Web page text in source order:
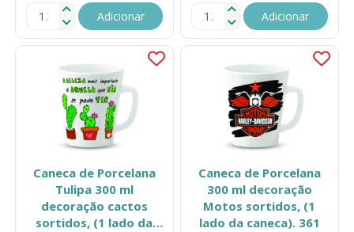
Adicionar Adicionar
Caneca de Porcelana
Tulipa 300 ml
decoração cactos
sortidos, (1 lado da
Caneca de Porcelana
300 ml decoração
Motos sortidos, (1
lado da caneca). 361